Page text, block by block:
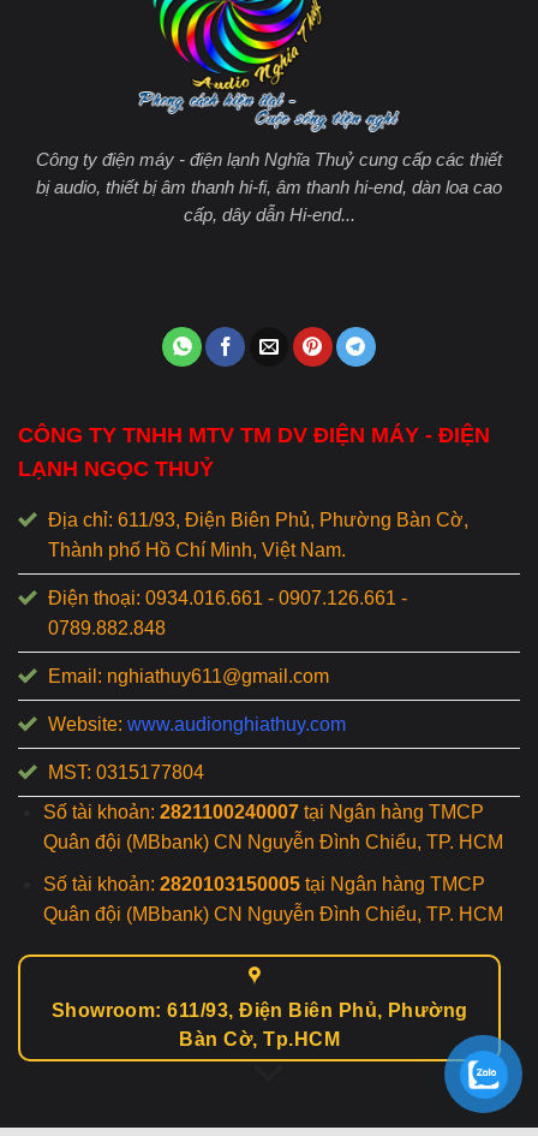
Công ty điện máy - điện lạnh Nghĩa Thuỷ cung cấp các thiết
bị audio, thiết bị âm thanh hi-fi, âm thanh hi-end, dàn loa cao
cấp, dây dẫn Hi-end...
CÔNG TY TNHH MTV TM DV ĐIỆN MÁY - ĐIỆN
LẠNH NGỌC THUỶ
Địa chỉ: 611/93, Điện Biên Phủ, Phường Bàn Cờ,
Thành phố Hồ Chí Minh, Việt Nam.
Điện thoại: 0934.016.661 - 0907.126.661 -
0789.882.848
Email: nghiathuy611@gmail.com
Website: www.audionghiathuy.com
MST: 0315177804
Số tài khoản: 2821100240007tại Ngân hàng TMCP
Quân đội (MBbank) CN Nguyễn Đình Chiểu, TP. HCM
Số tài khoản: 2820103150005tại Ngân hàng TMCP
Quân đội (MBbank) CN Nguyễn Đình Chiểu, TP. HCM
Showroom: 611/93, Điện Biên Phủ, Phường
Bàn Cờ, Tp.HCM